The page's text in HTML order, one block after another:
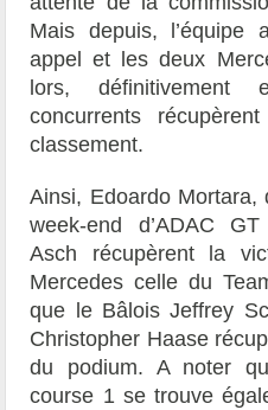
Mais depuis,
appel et les deux
lors,
concurrents
classement.
Ainsi, Edoardo Mortara,
week-end d’ADAC
Asch récupèrent la
Mercedes celle du
que le Bâlois Jeffrey
Christopher Haase
du podium. A noter
course 1 se trouve